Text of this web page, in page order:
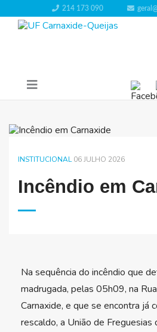
214 173 090
INSTITUCIONAL 06 JULHO 2026
Incêndio em
Na sequência do incêndio que
madrugada, pelas 05h09, na
Carnaxide, e que se encontra já
rescaldo, a União de Freguesias